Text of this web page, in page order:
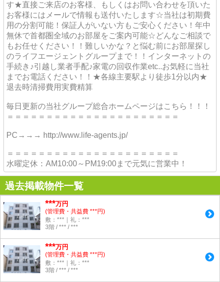
す★直接ご来店のお客様、もしくはお問い合わせを頂いた
お客様にはメールで情報も送付いたします☆当社は初期費
用の分割可能！保証人がいない方もご安心ください！年中
無休で首都圏全域のお部屋をご案内可能☆どんなご相談で
もお任せください！！難しいかな？と悩む前にお部屋探し
のライフエージェントグループまで！！インターネットの
手続き♪引越し業者手配♪家電の回収作業etc..お気軽に当社
までお電話ください！！★各線主要駅より徒歩1分以内★
退去時清掃費用実費精算
毎日更新の当社グループ総合ホームページはこちら！！！
＝＝＝＝＝＝＝＝＝＝＝＝＝＝＝＝＝＝＝＝＝＝
PC→→→ http://www.life-agents.jp/
＝＝＝＝＝＝＝＝＝＝＝＝＝＝＝＝＝＝＝＝＝＝
水曜定休：AM10:00～PM19:00まで元気に営業中！
過去掲載物件一覧
***万円
(管理費・共益費 ***円)
敷：***｜礼：***
3階 / *** / ***
***万円
(管理費・共益費 ***円)
敷：***｜礼：***
3階 / *** / ***